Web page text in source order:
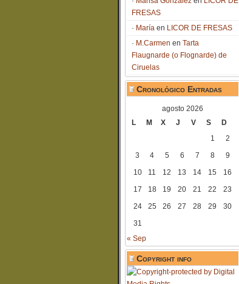
FRESAS
María en LICOR DE FRESAS
M.Carmen en Tarta
Flaugnarde (o Flognarde) de
Ciruelas
Cronológico Entradas
agosto 2026
L
M X J V S
D
1
2
3
4 5 6 7 8
9
10
11 12 13 14 15
16
17
18 19 20 21 22
23
24
25 26 27 28 29
30
31
« Sep
Copyright info